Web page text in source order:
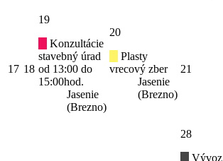
17 18
19
Konzultácie
stavebný úrad
od 13:00 do
15:00hod.
Jasenie
(Brezno)
20
Plasty
vrecový zber
Jasenie
(Brezno)
21
28
Vývoz